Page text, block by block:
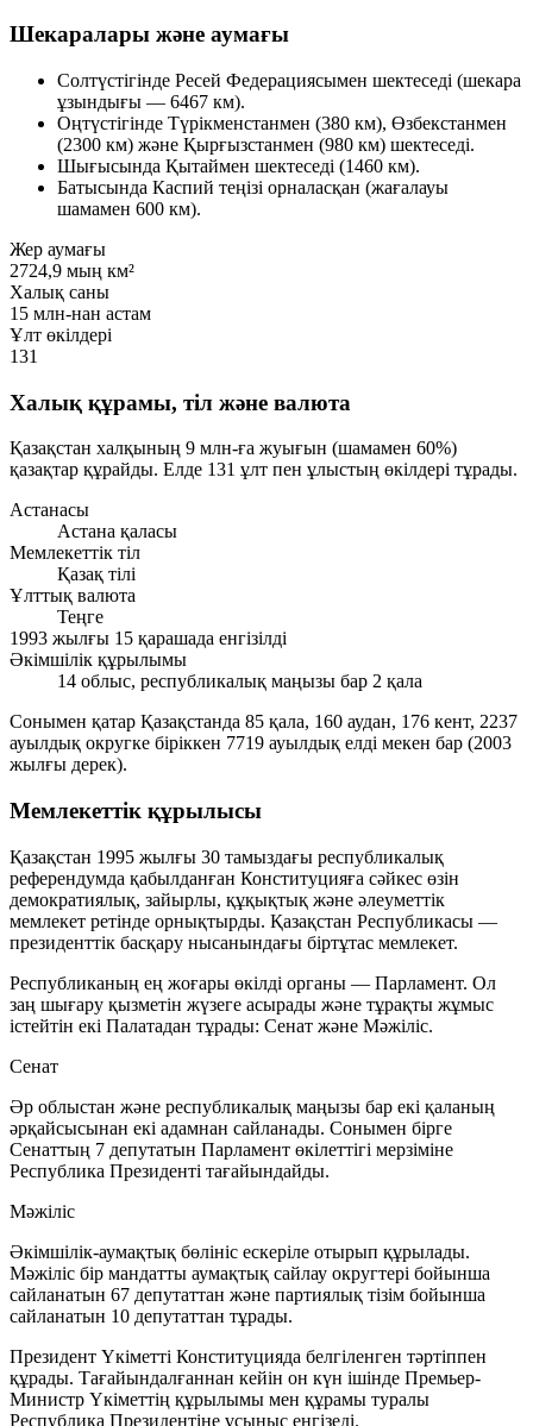
Шекаралары және аумағы
Солтүстігінде Ресей Федерациясымен шектеседі (шекара
ұзындығы — 6467 км).
Оңтүстігінде Түрікменстанмен (380 км), Өзбекстанмен
(2300 км) және Қырғызстанмен (980 км) шектеседі.
Шығысында Қытаймен шектеседі (1460 км).
Батысында Каспий теңізі орналасқан (жағалауы
шамамен 600 км).
Жер аумағы
2724,9 мың км²
Халық саны
15 млн-нан астам
Ұлт өкілдері
131
Халық құрамы, тіл және валюта
Қазақстан халқының 9 млн-ға жуығын (шамамен 60%)
қазақтар құрайды. Елде 131 ұлт пен ұлыстың өкілдері тұрады.
Астанасы
Астана қаласы
Мемлекеттік тіл
Қазақ тілі
Ұлттық валюта
Теңге
1993 жылғы 15 қарашада енгізілді
Әкімшілік құрылымы
14 облыс, республикалық маңызы бар 2 қала
Сонымен қатар Қазақстанда 85 қала, 160 аудан, 176 кент, 2237
ауылдық округке біріккен 7719 ауылдық елді мекен бар (2003
жылғы дерек).
Мемлекеттік құрылысы
Қазақстан 1995 жылғы 30 тамыздағы республикалық
референдумда қабылданған Конституцияға сәйкес өзін
демократиялық, зайырлы, құқықтық және әлеуметтік
мемлекет ретінде орнықтырды. Қазақстан Республикасы —
президенттік басқару нысанындағы біртұтас мемлекет.
Республиканың ең жоғары өкілді органы — Парламент. Ол
заң шығару қызметін жүзеге асырады және тұрақты жұмыс
істейтін екі Палатадан тұрады: Сенат және Мәжіліс.
Сенат
Әр облыстан және республикалық маңызы бар екі қаланың
әрқайсысынан екі адамнан сайланады. Сонымен бірге
Сенаттың 7 депутатын Парламент өкілеттігі мерзіміне
Республика Президенті тағайындайды.
Мәжіліс
Әкімшілік-аумақтық бөлініс ескеріле отырып құрылады.
Мәжіліс бір мандатты аумақтық сайлау округтері бойынша
сайланатын 67 депутаттан және партиялық тізім бойынша
сайланатын 10 депутаттан тұрады.
Президент Үкіметті Конституцияда белгіленген тәртіппен
құрады. Тағайындалғаннан кейін он күн ішінде Премьер-
Министр Үкіметтің құрылымы мен құрамы туралы
Республика Президентіне ұсыныс енгізеді.